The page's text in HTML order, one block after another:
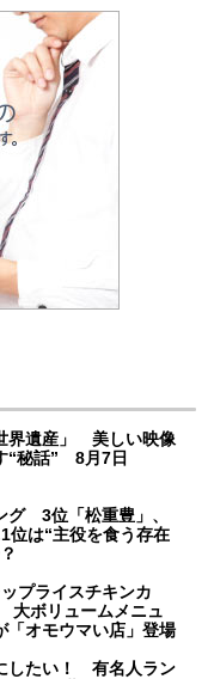
界遺産」 美しい映像
“秘話” 8月7日
グ 3位「松重豊」、
は“主役を食う存在
プライスチキンカ
大ボリュームメニュ
「オモウマい店」登場
したい！ 有名人ラン